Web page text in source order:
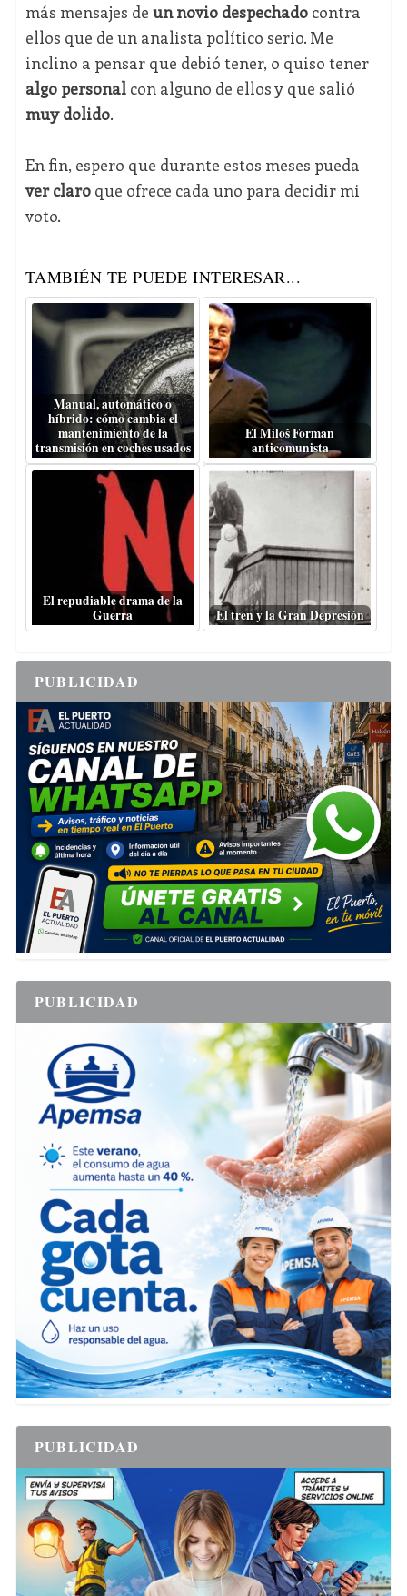
más mensajes de un novio despechado contra
ellos que de un analista político serio. Me
inclino a pensar que debió tener, o quiso tener
algo personalcon alguno de ellos y que salió
muy dolido.
En fin, espero que durante estos meses pueda
ver claroque ofrece cada uno para decidir mi
voto.
TAMBIÉN TE PUEDE INTERESAR...
Manual, automático o
híbrido: cómo cambia el
mantenimiento de la
transmisión en coches usados
El Miloš Forman
anticomunista
El repudiable drama de la
Guerra
El tren y la Gran Depresión
PUBLICIDAD
PUBLICIDAD
PUBLICIDAD